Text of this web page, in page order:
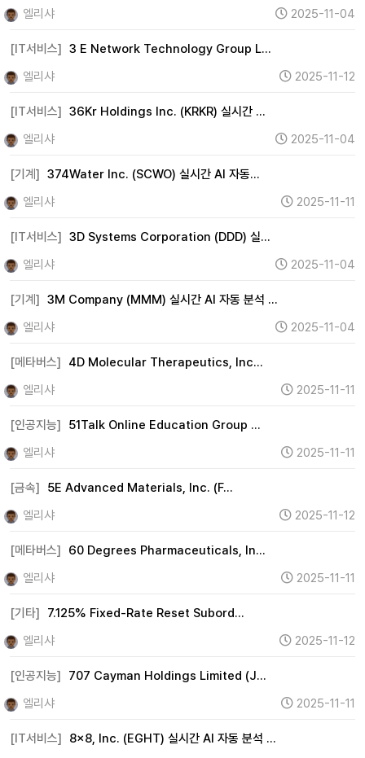
엘리샤
2025-11-04
[IT서비스] 3 E Network Technology Group L…
엘리샤
2025-11-12
[IT서비스] 36Kr Holdings Inc. (KRKR) 실시간 …
엘리샤
2025-11-04
[기계] 374Water Inc. (SCWO) 실시간 AI 자동…
엘리샤
2025-11-11
[IT서비스] 3D Systems Corporation (DDD) 실…
엘리샤
2025-11-04
[기계] 3M Company (MMM) 실시간 AI 자동 분석 …
엘리샤
2025-11-04
[메타버스]
4D Molecular Therapeutics, Inc…
엘리샤
2025-11-11
[인공지능]
51Talk Online Education Group …
엘리샤
2025-11-11
[금속]
5E Advanced Materials, Inc. (F…
엘리샤
2025-11-12
[메타버스]
60 Degrees Pharmaceuticals, In…
엘리샤
2025-11-11
[기타]
7.125% Fixed-Rate Reset Subord…
엘리샤
2025-11-12
[인공지능]
707 Cayman Holdings Limited (J…
엘리샤
2025-11-11
[IT서비스]
8x8, Inc. (EGHT) 실시간 AI 자동 분석 …